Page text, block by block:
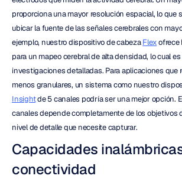
proporciona una mayor resolución espacial, lo que
ubicar la fuente de las señales cerebrales con
ejemplo, nuestro dispositivo de cabeza Flex ofrece
para un mapeo cerebral de alta densidad, lo cual
investigaciones detalladas. Para aplicaciones que
Insight de 5 canales podría ser una mejor opción.
canales depende completamente de los objetivos
nivel de detalle que necesite capturar.
Capacidades
conectividad